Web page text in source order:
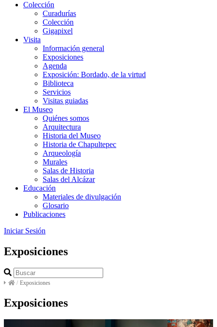
Colección
Curadurías
Colección
Gigapixel
Visita
Información general
Exposiciones
Agenda
Exposición: Bordado, de la virtud
Biblioteca
Servicios
Visitas guiadas
El Museo
Quiénes somos
Arquitectura
Historia del Museo
Historia de Chapultepec
Arqueología
Murales
Salas de Historia
Salas del Alcázar
Educación
Materiales de divulgación
Glosario
Publicaciones
Iniciar Sesión
Exposiciones
/ Exposiciones
Exposiciones